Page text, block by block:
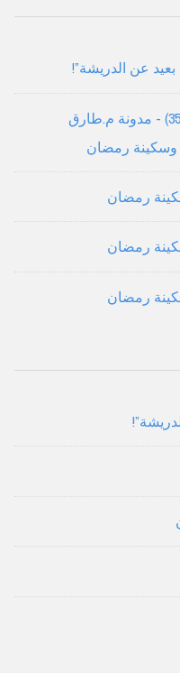
بعيد عن الدريشة”!
أنا لم أنساكم: إحياء جائزة المحبوب (35) - مدونة م.طارق
وسكينة رمضان
رمضان
رمضان
رمضان